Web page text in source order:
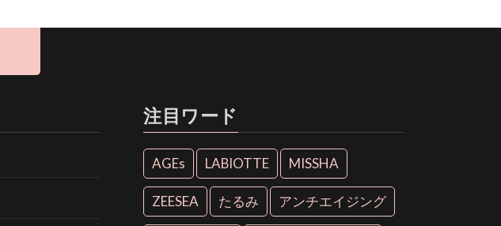
注目ワード
AGEs LABIOTTE MISSHA
ZEESEA たるみ アンチエイジング